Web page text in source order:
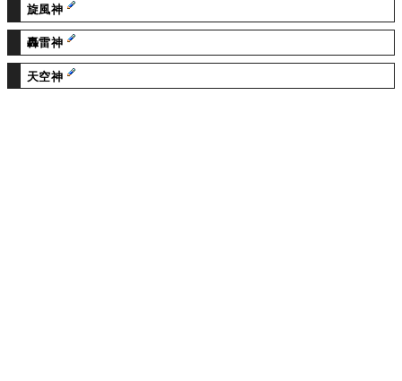
旋風神
轟雷神
天空神